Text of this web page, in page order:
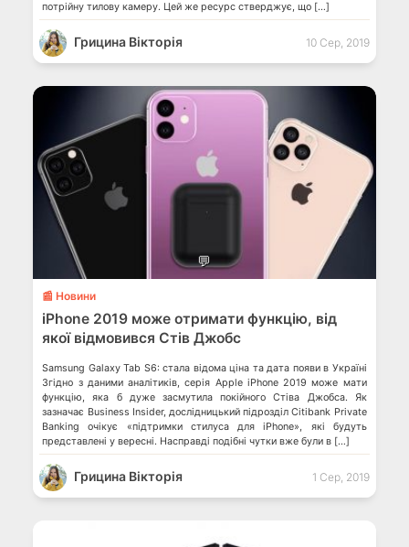
потрійну тилову камеру. Цей же ресурс стверджує, що […]
Грицина Вікторія 10 Сер, 2019
💬
📰 Новини
iPhone 2019 може отримати функцію, від
якої відмовився Стів Джобс
Samsung Galaxy Tab S6: стала відома ціна та дата появи в Україні
Згідно з даними аналітиків, серія Apple iPhone 2019 може мати
функцію, яка б дуже засмутила покійного Стіва Джобса. Як
зазначає Business Insider, дослідницький підрозділ Citibank Private
Banking очікує «підтримки стилуса для iPhone», які будуть
представлені у вересні. Насправді подібні чутки вже були в […]
Грицина Вікторія 1 Сер, 2019